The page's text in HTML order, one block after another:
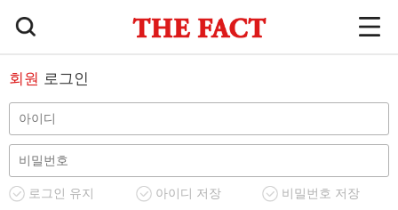
회원 로그인
로그인 유지 아이디 저장 비밀번호 저장